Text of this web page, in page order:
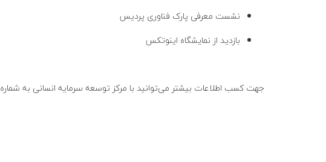
نشست معرفی پارک فناوری پردیس
بازدید از نمایشگاه اینوتکس
جهت کسب اطلاعات بیشتر می‌توانید با مرکز توسعه سرمایه انسانی به شماره ۰۲۱۷۶۲۵۱۰۶۵ تماس حاصل نمایید.